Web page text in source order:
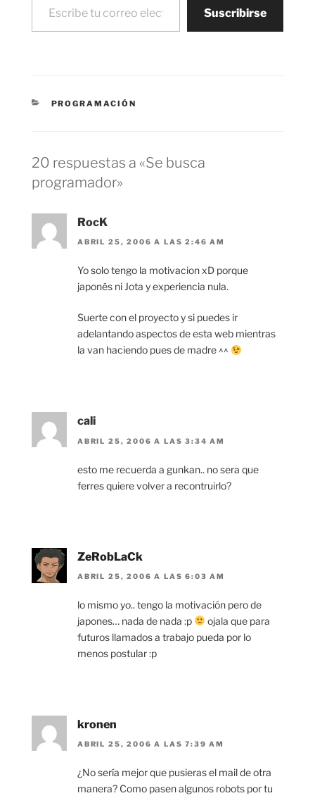
Suscribirse
CATEGORÍAS
PROGRAMACIÓN
20 respuestas a «Se busca
programador»
RocK
ABRIL 25, 2006 A LAS 2:46 AM
Yo solo tengo la motivacion xD porque
japonés ni Jota y experiencia nula.
Suerte con el proyecto y si puedes ir
adelantando aspectos de esta web mientras
la van haciendo pues de madre ^^
cali
ABRIL 25, 2006 A LAS 3:34 AM
esto me recuerda a gunkan.. no sera que
ferres quiere volver a recontruirlo?
ZeRobLaCk
ABRIL 25, 2006 A LAS 6:03 AM
lo mismo yo.. tengo la motivación pero de
japones… nada de nada :p
ojala que para
futuros llamados a trabajo pueda por lo
menos postular :p
kronen
ABRIL 25, 2006 A LAS 7:39 AM
¿No sería mejor que pusieras el mail de otra
manera? Como pasen algunos robots por tu